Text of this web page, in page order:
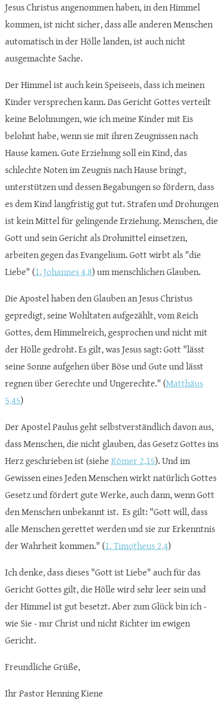
Jesus Christus angenommen haben, in den Himmel
kommen, ist nicht sicher, dass alle anderen Menschen
automatisch in der Hölle landen, ist auch nicht
ausgemachte Sache.
Der Himmel ist auch kein Speiseeis, dass ich meinen
Kinder versprechen kann. Das Gericht Gottes verteilt
keine Belohnungen, wie ich meine Kinder mit Eis
belohnt habe, wenn sie mit ihren Zeugnissen nach
Hause kamen. Gute Erziehung soll ein Kind, das
schlechte Noten im Zeugnis nach Hause bringt,
unterstützen und dessen Begabungen so fördern, dass
es dem Kind langfristig gut tut. Strafen und Drohungen
ist kein Mittel für gelingende Erziehung. Menschen, die
Gott und sein Gericht als Drohmittel einsetzen,
arbeiten gegen das Evangelium. Gott wirbt als "die
Liebe" (1. Johannes 4,8) um menschlichen Glauben.
Die Apostel haben den Glauben an Jesus Christus
gepredigt, seine Wohltaten aufgezählt, vom Reich
Gottes, dem Himmelreich, gesprochen und nicht mit
der Hölle gedroht. Es gilt, was Jesus sagt: Gott "lässt
seine Sonne aufgehen über Böse und Gute und lässt
regnen über Gerechte und Ungerechte." (Matthäus
5,45)
Der Apostel Paulus geht selbstverständlich davon aus,
dass Menschen, die nicht glauben, das Gesetz Gottes ins
Herz geschrieben ist (sieheRömer 2,15). Und im
Gewissen eines Jeden Menschen wirkt natürlich Gottes
Gesetz und fördert gute Werke, auch dann, wenn Gott
den Menschen unbekannt ist. Es gilt: "Gott will, dass
alle Menschen gerettet werden und sie zur Erkenntnis
der Wahrheit kommen." (1. Timotheus 2,4)
Ich denke, dass dieses "Gott ist Liebe" auch für das
Gericht Gottes gilt, die Hölle wird sehr leer sein und
der Himmel ist gut besetzt. Aber zum Glück bin ich -
wie Sie - nur Christ und nicht Richter im ewigen
Gericht.
Freundliche Grüße,
Ihr Pastor Henning Kiene